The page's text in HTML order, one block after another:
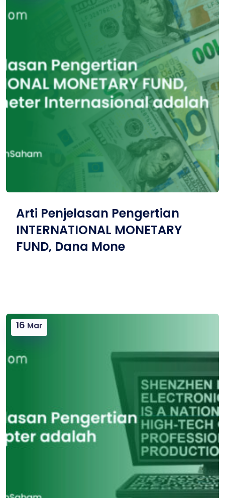
Arti Penjelasan Pengertian
INTERNATIONAL MONETARY
FUND, Dana Mone
16 Mar